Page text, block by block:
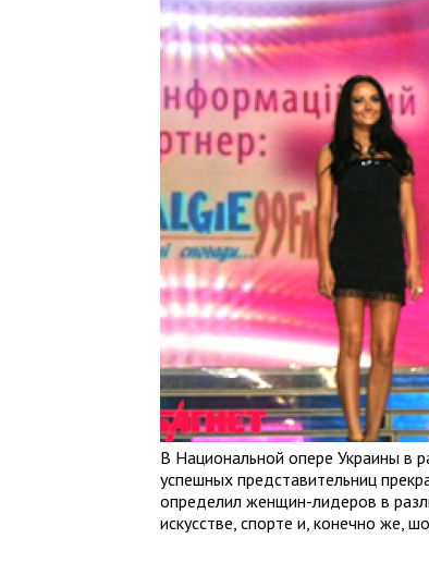
В Национальной опере Украины в
успешных представительниц
определил женщин-лидеров в
искусстве, спорте и, конечно же,